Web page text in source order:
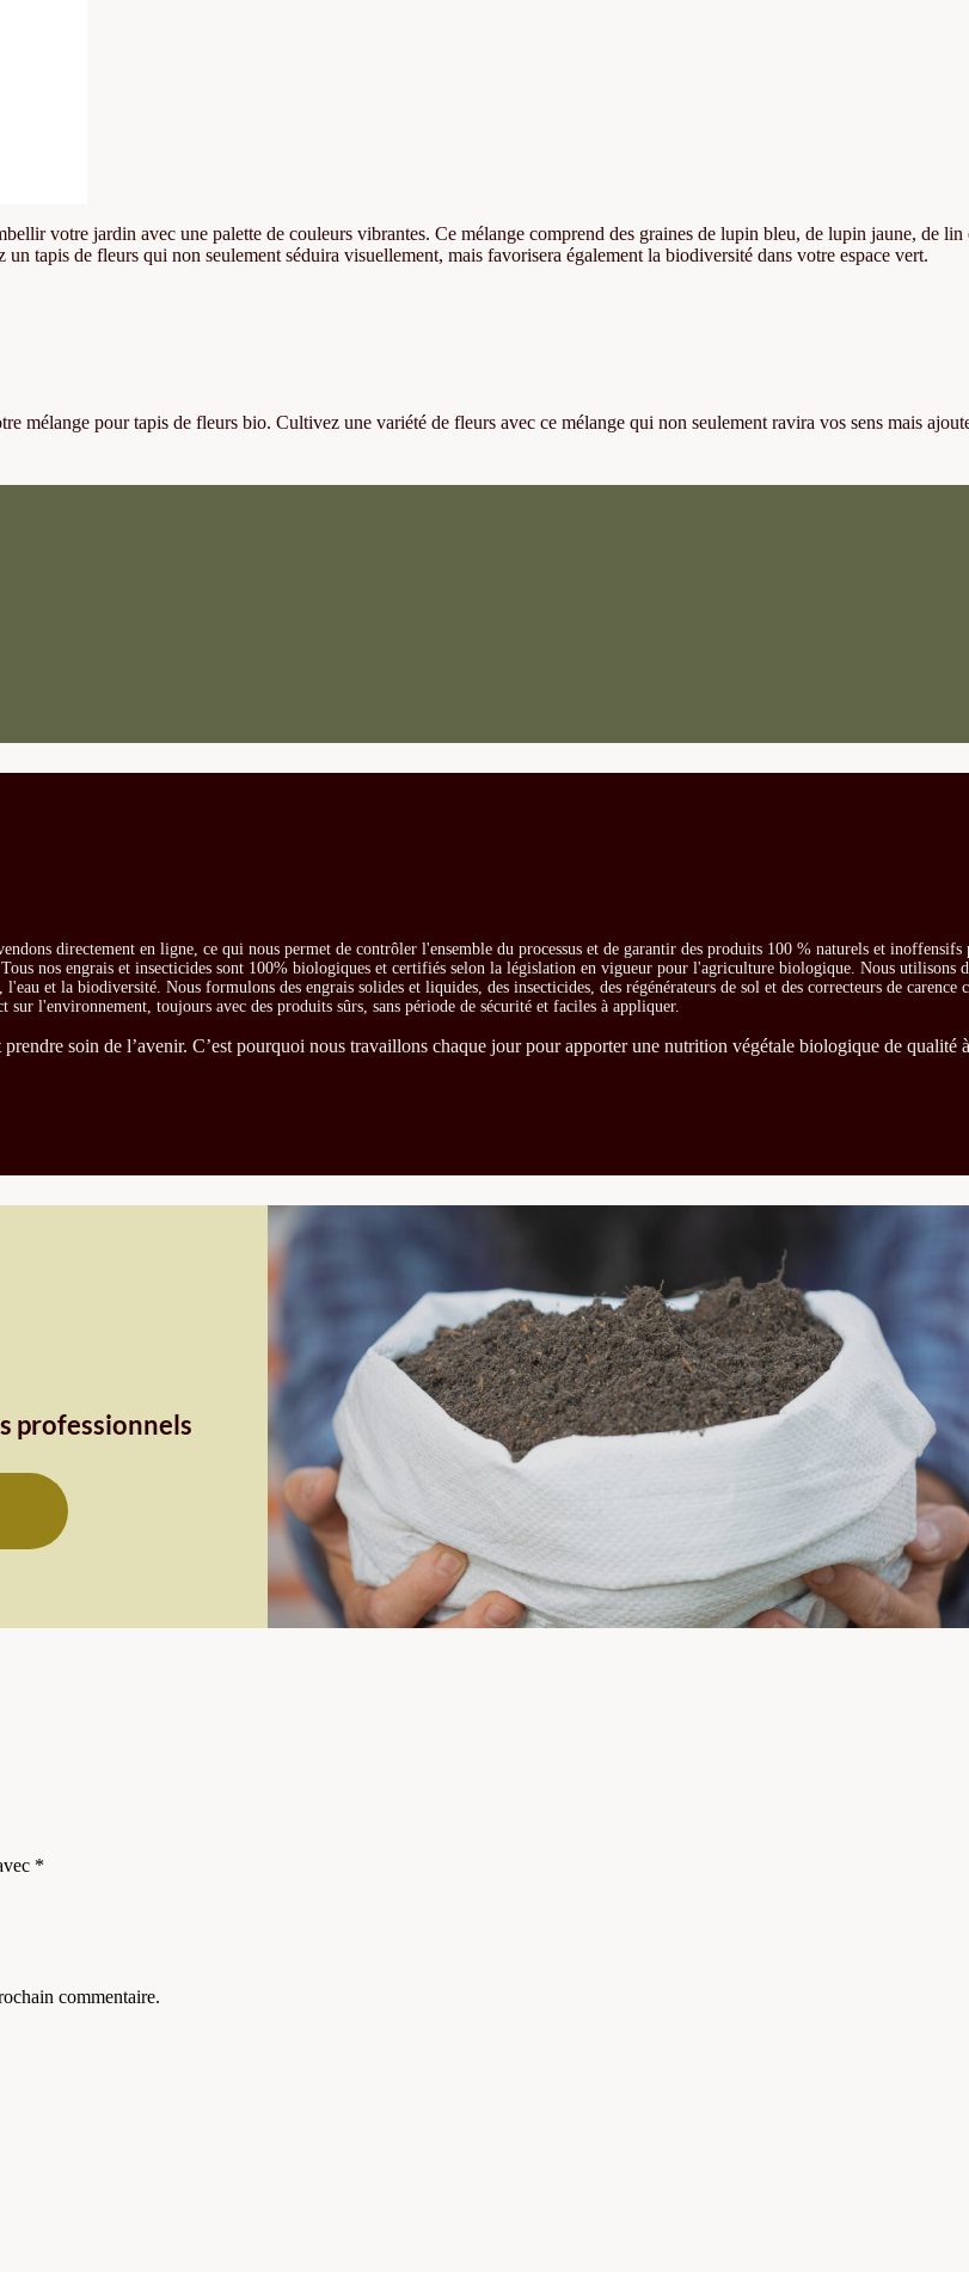
votre jardin avec une palette de couleurs vibrantes. Ce mélange comprend des graines de lupin bleu, de lupin jaune, de lin
tapis de fleurs qui non seulement séduira visuellement, mais favorisera également la biodiversité dans votre espace vert.
mélange pour tapis de fleurs bio. Cultivez une variété de fleurs avec ce mélange qui non seulement ravira vos sens mais
directement en ligne, ce qui nous permet de contrôler l'ensemble du processus et de garantir des produits 100 % naturels et
nos engrais et insecticides sont 100% biologiques et certifiés selon la législation en vigueur pour l'agriculture biologique. Nous utilisons
et la biodiversité. Nous formulons des engrais solides et liquides, des insecticides, des régénérateurs de sol et des correcteurs de carence
l'environnement, toujours avec des produits sûrs, sans période de sécurité et faciles à appliquer.
soin de l’avenir. C’est pourquoi nous travaillons chaque jour pour apporter une nutrition végétale biologique de qualité
professionnels
*
commentaire.